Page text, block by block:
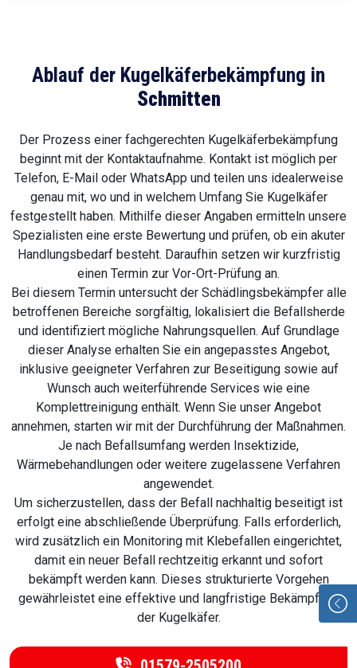
Ablauf der Kugelkäferbekämpfung in
Schmitten
Der Prozess einer fachgerechten Kugelkäferbekämpfung
beginnt mit der Kontaktaufnahme. Kontakt ist möglich per
Telefon, E-Mail oder WhatsApp und teilen uns idealerweise
genau mit, wo und in welchem Umfang Sie Kugelkäfer
festgestellt haben. Mithilfe dieser Angaben ermitteln unsere
Spezialisten eine erste Bewertung und prüfen, ob ein akuter
Handlungsbedarf besteht. Daraufhin setzen wir kurzfristig
einen Termin zur Vor-Ort-Prüfung an.
Bei diesem Termin untersucht der Schädlingsbekämpfer alle
betroffenen Bereiche sorgfältig, lokalisiert die Befallsherde
und identifiziert mögliche Nahrungsquellen. Auf Grundlage
dieser Analyse erhalten Sie ein angepasstes Angebot,
inklusive geeigneter Verfahren zur Beseitigung sowie auf
Wunsch auch weiterführende Services wie eine
Komplettreinigung enthält. Wenn Sie unser Angebot
annehmen, starten wir mit der Durchführung der Maßnahmen.
Je nach Befallsumfang werden Insektizide,
Wärmebehandlungen oder weitere zugelassene Verfahren
angewendet.
Um sicherzustellen, dass der Befall nachhaltig beseitigt ist
erfolgt eine abschließende Überprüfung. Falls erforderlich,
wird zusätzlich ein Monitoring mit Klebefallen eingerichtet,
damit ein neuer Befall rechtzeitig erkannt und sofort
bekämpft werden kann. Dieses strukturierte Vorgehen
gewährleistet eine effektive und langfristige Bekämpfung
der Kugelkäfer.